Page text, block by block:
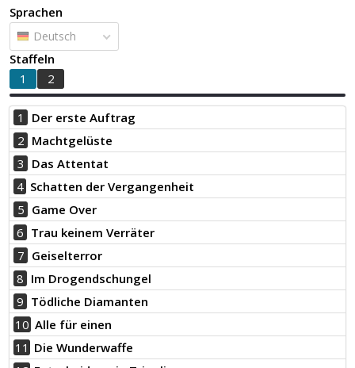
Sprachen
Deutsch
Staffeln
1
2
1
Der erste Auftrag
2 Machtgelüste
3 Das Attentat
4 Schatten der Vergangenheit
5 Game Over
6 Trau keinem Verräter
7 Geiselterror
8 Im Drogendschungel
9 Tödliche Diamanten
10 Alle für einen
11 Die Wunderwaffe